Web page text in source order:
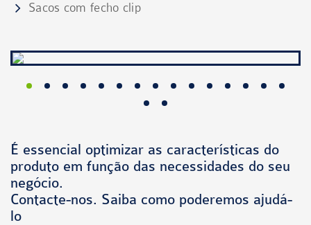
Sacos com fecho clip
É essencial optimizar as características do
produto em função das necessidades do seu
negócio.
Contacte-nos. Saiba como poderemos ajudá-
lo